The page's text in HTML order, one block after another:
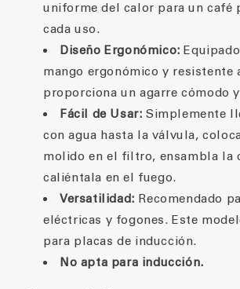
uniforme del calor para un café
cada uso.
Diseño Ergonómico:
mango ergonómico y resistente
proporciona un agarre cómodo
Fácil de Usar: Simplemente
con agua hasta la válvula,
molido en el filtro, ensambla la
caliéntala en el fuego.
Versatilidad: Recomendado
eléctricas y fogones. Este
para placas de inducción.
No apta para inducción.